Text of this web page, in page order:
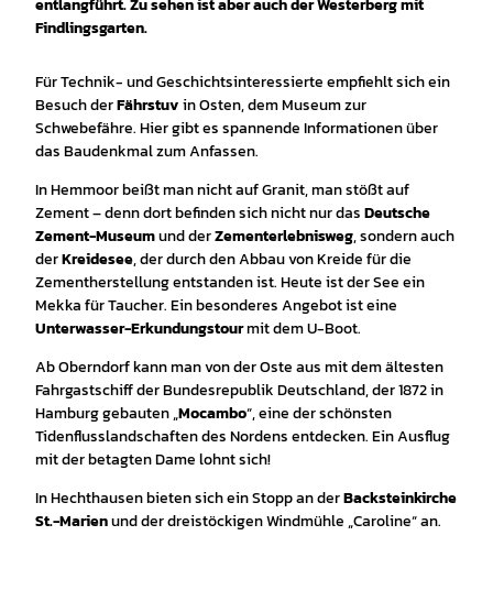
entlangführt. Zu sehen ist aber auch der Westerberg mit
Findlingsgarten.
Für Technik- und Geschichtsinteressierte empfiehlt sich ein
Besuch derFährstuvin Osten, dem Museum zur
Schwebefähre. Hier gibt es spannende Informationen über
das Baudenkmal zum Anfassen.
In Hemmoor beißt man nicht auf Granit, man stößt auf
Zement – denn dort befinden sich nicht nur dasDeutsche
Zement-Museumund derZementerlebnisweg, sondern auch
derKreidesee, der durch den Abbau von Kreide für die
Zementherstellung entstanden ist. Heute ist der See ein
Mekka für Taucher. Ein besonderes Angebot ist eine
Unterwasser-Erkundungstourmit dem U-Boot.
Ab Oberndorf kann man von der Oste aus mit dem ältesten
Fahrgastschiff der Bundesrepublik Deutschland, der 1872 in
Hamburg gebauten „Mocambo“, eine der schönsten
Tidenflusslandschaften des Nordens entdecken. Ein Ausflug
mit der betagten Dame lohnt sich!
In Hechthausen bieten sich ein Stopp an derBacksteinkirche
St.-Marienund der dreistöckigen Windmühle „Caroline“ an.